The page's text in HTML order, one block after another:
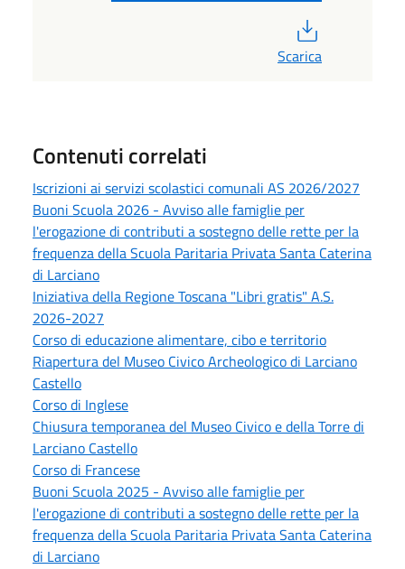
Scarica
Contenuti correlati
Iscrizioni ai servizi scolastici comunali AS 2026/2027
Buoni Scuola 2026 - Avviso alle famiglie per
l'erogazione di contributi a sostegno delle rette per la
frequenza della Scuola Paritaria Privata Santa Caterina
di Larciano
Iniziativa della Regione Toscana "Libri gratis" A.S.
2026-2027
Corso di educazione alimentare, cibo e territorio
Riapertura del Museo Civico Archeologico di Larciano
Castello
Corso di Inglese
Chiusura temporanea del Museo Civico e della Torre di
Larciano Castello
Corso di Francese
Buoni Scuola 2025 - Avviso alle famiglie per
l'erogazione di contributi a sostegno delle rette per la
frequenza della Scuola Paritaria Privata Santa Caterina
di Larciano